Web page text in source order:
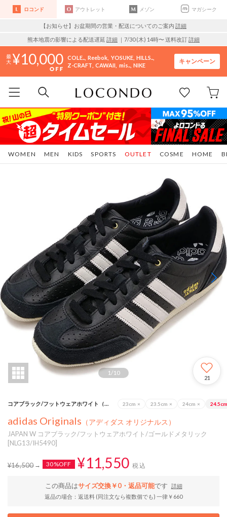
ロコンド アウトレット メゾン マガシーク
【お知らせ】お盆期間の営業・配送についてのご案内 詳細
熊本地震の影響による配送遅延 詳細 ｜7/30 (木) 14時〜 送料改訂詳細
10,000 COLE.. Reebok YOSUKE HILLS..
Z-CRAFT CAWAII mis.. NIKE
キャンペーン
WOMEN MEN KIDS SPORTS COSME HOME
OUTLET
1 /10
21
コアブラック/フットウェアホワイト（コアブラック/フットウェアホワイト/ゴールドメタリック） 23cm × 23.5cm × 24cm × 24.5cm
adidas Originals （アディダス オリジナルス）
JAPAN W コアブラック/フットウェアホワイト/ゴールドメタリック
[NLG13/IH5490]
¥16,500 30%OFF ¥11,550 税込
この商品はサイズ交換￥0・返品可能です
詳細
返品の場合：返送料 (同注文なら複数個でも) 一律￥660